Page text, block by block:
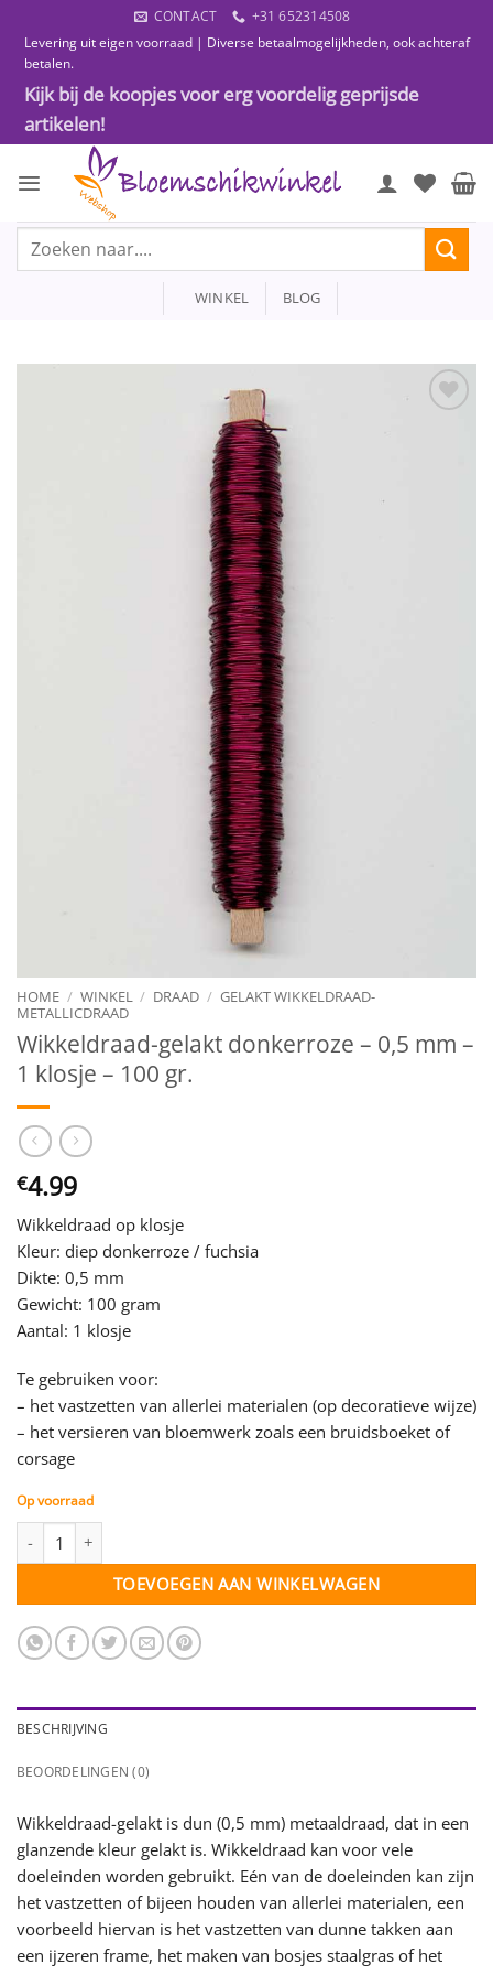
naar
inhoud
CONTACT
+31 652314508
Levering uit eigen voorraad | Diverse betaalmogelijkheden, ook achteraf
betalen.
Kijk bij de koopjes voor erg voordelig geprijsde
artikelen!
Zoeken
WINKEL BLOG
HOME / WINKEL / DRAAD / GELAKT WIKKELDRAAD-
METALLICDRAAD
Wikkeldraad-gelakt donkerroze – 0,5 mm –
1 klosje – 100 gr.
€4.99
Wikkeldraad op klosje
Kleur: diep donkerroze / fuchsia
Dikte: 0,5 mm
Gewicht: 100 gram
Aantal: 1 klosje
Te gebruiken voor:
– het vastzetten van allerlei materialen (op decoratieve wijze)
– het versieren van bloemwerk zoals een bruidsboeket of
corsage
Op voorraad
TOEVOEGEN AAN WINKELWAGEN
BESCHRIJVING
BEOORDELINGEN (0)
Wikkeldraad-gelakt is dun (0,5 mm) metaaldraad, dat in een
glanzende kleur gelakt is. Wikkeldraad kan voor vele
doeleinden worden gebruikt. Eén van de doeleinden kan zijn
het vastzetten of bijeen houden van allerlei materialen, een
voorbeeld hiervan is het vastzetten van dunne takken aan
een ijzeren frame, het maken van bosjes staalgras of het